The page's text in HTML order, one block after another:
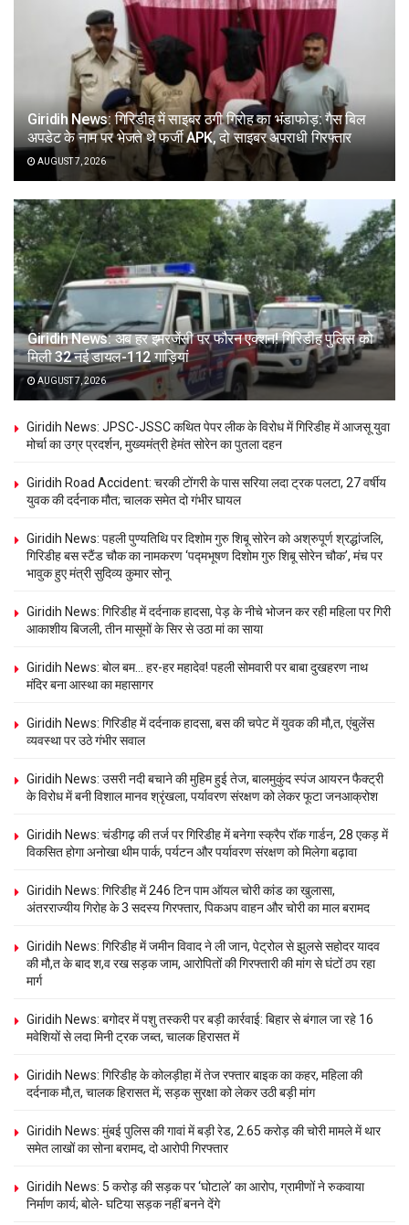
Giridih News: गिरिडीह में साइबर ठगी गिरोह का भंडाफोड़: गैस बिल
अपडेट के नाम पर भेजते थे फर्जी APK, दो साइबर अपराधी गिरफ्तार
AUGUST 7, 2026
Giridih News: अब हर इमरजेंसी पर फौरन एक्शन! गिरिडीह पुलिस को
मिली 32 नई डायल-112 गाड़ियां
AUGUST 7, 2026
Giridih News: JPSC-JSSC कथित पेपर लीक के विरोध में गिरिडीह में आजसू युवा
मोर्चा का उग्र प्रदर्शन, मुख्यमंत्री हेमंत सोरेन का पुतला दहन
Giridih Road Accident: चरकी टोंगरी के पास सरिया लदा ट्रक पलटा, 27 वर्षीय
युवक की दर्दनाक मौत; चालक समेत दो गंभीर घायल
Giridih News: पहली पुण्यतिथि पर दिशोम गुरु शिबू सोरेन को अश्रुपूर्ण श्रद्धांजलि,
गिरिडीह बस स्टैंड चौक का नामकरण ‘पद्मभूषण दिशोम गुरु शिबू सोरेन चौक’, मंच पर
भावुक हुए मंत्री सुदिव्य कुमार सोनू
Giridih News: गिरिडीह में दर्दनाक हादसा, पेड़ के नीचे भोजन कर रही महिला पर गिरी
आकाशीय बिजली, तीन मासूमों के सिर से उठा मां का साया
Giridih News: बोल बम… हर-हर महादेव! पहली सोमवारी पर बाबा दुखहरण नाथ
मंदिर बना आस्था का महासागर
Giridih News: गिरिडीह में दर्दनाक हादसा, बस की चपेट में युवक की मौ,त, एंबुलेंस
व्यवस्था पर उठे गंभीर सवाल
Giridih News: उसरी नदी बचाने की मुहिम हुई तेज, बालमुकुंद स्पंज आयरन फैक्ट्री
के विरोध में बनी विशाल मानव श्रृंखला, पर्यावरण संरक्षण को लेकर फूटा जनआक्रोश
Giridih News: चंडीगढ़ की तर्ज पर गिरिडीह में बनेगा स्क्रैप रॉक गार्डन, 28 एकड़ में
विकसित होगा अनोखा थीम पार्क, पर्यटन और पर्यावरण संरक्षण को मिलेगा बढ़ावा
Giridih News: गिरिडीह में 246 टिन पाम ऑयल चोरी कांड का खुलासा,
अंतरराज्यीय गिरोह के 3 सदस्य गिरफ्तार, पिकअप वाहन और चोरी का माल बरामद
Giridih News: गिरिडीह में जमीन विवाद ने ली जान, पेट्रोल से झुलसे सहोदर यादव
की मौ,त के बाद श,व रख सड़क जाम, आरोपितों की गिरफ्तारी की मांग से घंटों ठप रहा
मार्ग
Giridih News: बगोदर में पशु तस्करी पर बड़ी कार्रवाई: बिहार से बंगाल जा रहे 16
मवेशियों से लदा मिनी ट्रक जब्त, चालक हिरासत में
Giridih News: गिरिडीह के कोलड़ीहा में तेज रफ्तार बाइक का कहर, महिला की
दर्दनाक मौ,त, चालक हिरासत में; सड़क सुरक्षा को लेकर उठी बड़ी मांग
Giridih News: मुंबई पुलिस की गावां में बड़ी रेड, 2.65 करोड़ की चोरी मामले में थार
समेत लाखों का सोना बरामद, दो आरोपी गिरफ्तार
Giridih News: 5 करोड़ की सड़क पर ‘घोटाले’ का आरोप, ग्रामीणों ने रुकवाया
निर्माण कार्य; बोले- घटिया सड़क नहीं बनने देंगे